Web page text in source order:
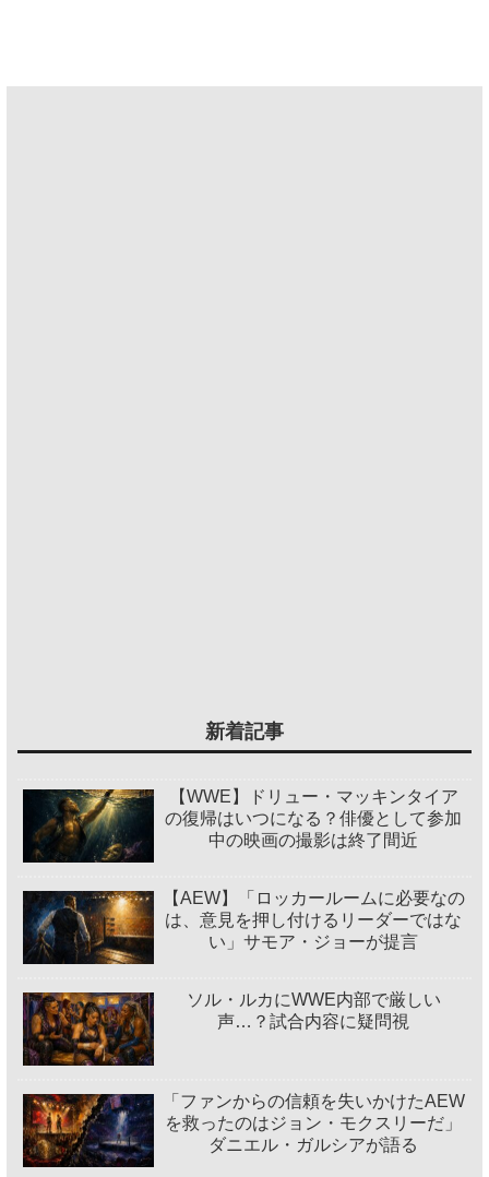
新着記事
【WWE】ドリュー・マッキンタイア
の復帰はいつになる？俳優として参加
中の映画の撮影は終了間近
【AEW】「ロッカールームに必要なの
は、意見を押し付けるリーダーではな
い」サモア・ジョーが提言
ソル・ルカにWWE内部で厳しい
声…？試合内容に疑問視
「ファンからの信頼を失いかけたAEW
を救ったのはジョン・モクスリーだ」
ダニエル・ガルシアが語る